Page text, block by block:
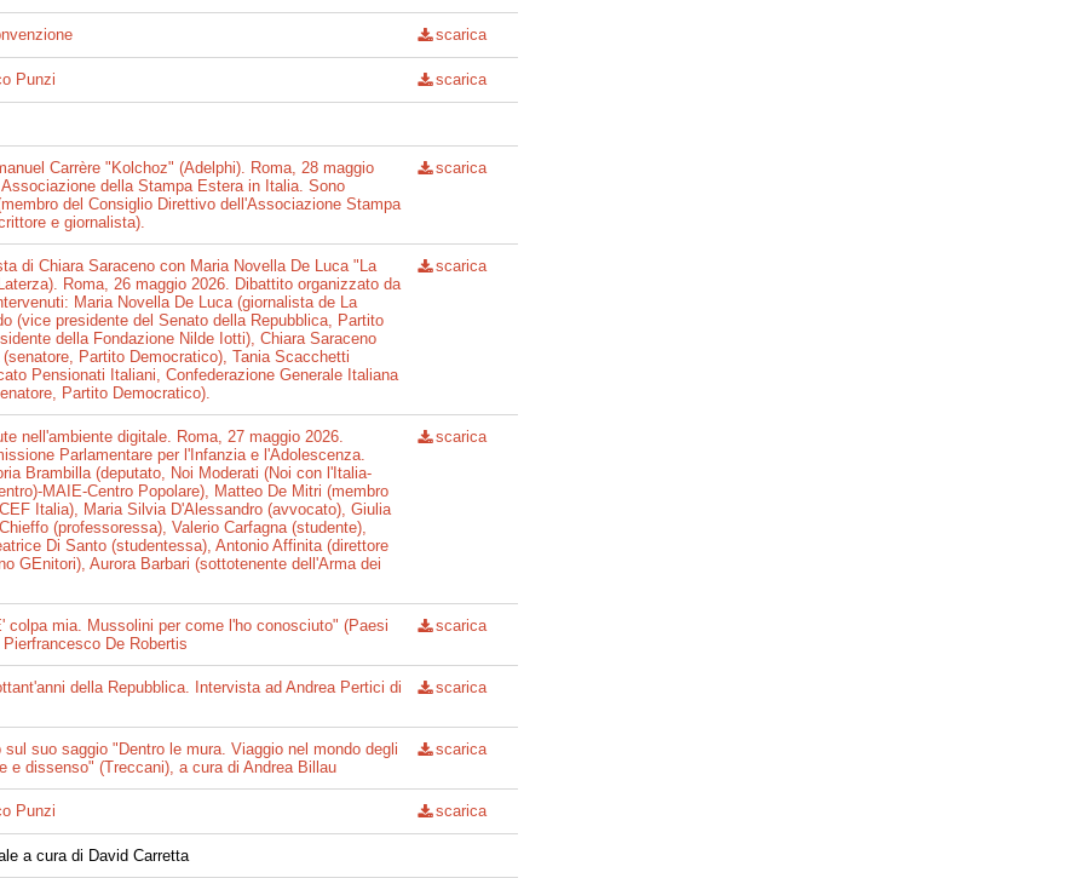
scarica
Punzi scarica
Carrère "Kolchoz" (Adelphi). Roma, 28 maggio
della Stampa Estera in Italia. Sono
del Consiglio Direttivo dell'Associazione Stampa
e giornalista).
scarica
di Chiara Saraceno con Maria Novella De Luca "La
Roma, 26 maggio 2026. Dibattito organizzato da
Maria Novella De Luca (giornalista de La
(vice presidente del Senato della Repubblica, Partito
della Fondazione Nilde Iotti), Chiara Saraceno
Partito Democratico), Tania Scacchetti
Pensionati Italiani, Confederazione Generale Italiana
Partito Democratico).
scarica
nell'ambiente digitale. Roma, 27 maggio 2026.
Parlamentare per l'Infanzia e l'Adolescenza.
Brambilla (deputato, Noi Moderati (Noi con l'Italia-
MAIE-Centro Popolare), Matteo De Mitri (membro
Italia), Maria Silvia D'Alessandro (avvocato), Giulia
(professoressa), Valerio Carfagna (studente),
Di Santo (studentessa), Antonio Affinita (direttore
GEnitori), Aurora Barbari (sottotenente dell'Arma dei
scarica
colpa mia. Mussolini per come l'ho conosciuto" (Paesi
De Robertis
scarica
della Repubblica. Intervista ad Andrea Pertici di
scarica
sul suo saggio "Dentro le mura. Viaggio nel mondo degli
e dissenso" (Treccani), a cura di Andrea Billau
scarica
Punzi scarica
a cura di David Carretta